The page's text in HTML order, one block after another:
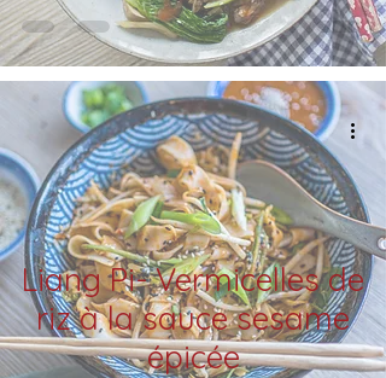
Liang Pi- Vermicelles de
riz à la sauce sesame
épicée